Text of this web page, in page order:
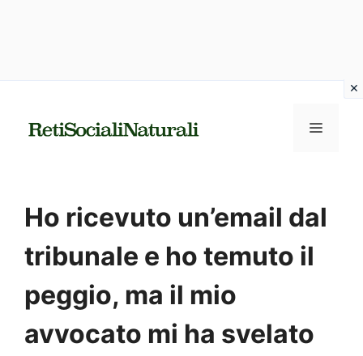
MENU
Ho ricevuto un’email dal
tribunale e ho temuto il
peggio, ma il mio
avvocato mi ha svelato